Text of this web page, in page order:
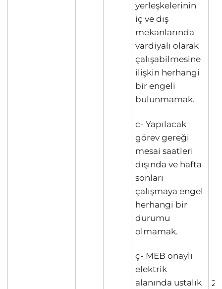
yerleşkelerinin
iç ve dış
mekanlarında
vardiyalı olarak
çalışabilmesine
ilişkin herhangi
bir engeli
bulunmamak.
c- Yapılacak
görev gereği
mesai saatleri
dışında ve hafta
sonları
çalışmaya engel
herhangi bir
durumu
olmamak.
ç- MEB onaylı
elektrik
alanında ustalık